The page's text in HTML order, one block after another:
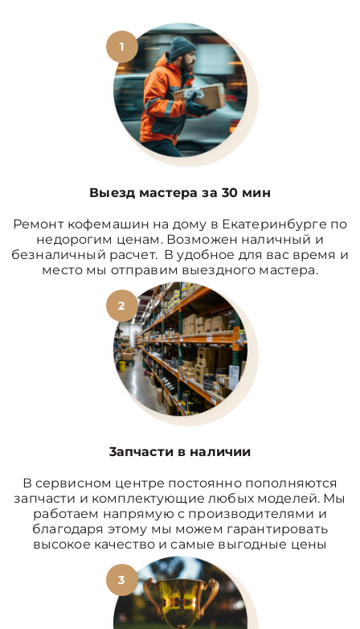
1
Выезд мастера за 30 мин
Ремонт кофемашин на дому в Екатеринбурге по
недорогим ценам. Возможен наличный и
безналичный расчет. В удобное для вас время и
место мы отправим выездного мастера.
2
3апчасти в наличии
В сервисном центре постоянно пополняются
запчасти и комплектующие любых моделей. Мы
работаем напрямую с производителями и
благодаря этому мы можем гарантировать
высокое качество и самые выгодные цены
3